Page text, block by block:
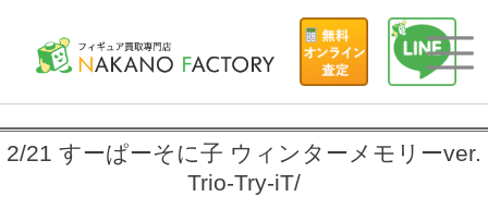
2/21 すーぱーそに子 ウィンターメモリーver.
Trio-Try-iT/